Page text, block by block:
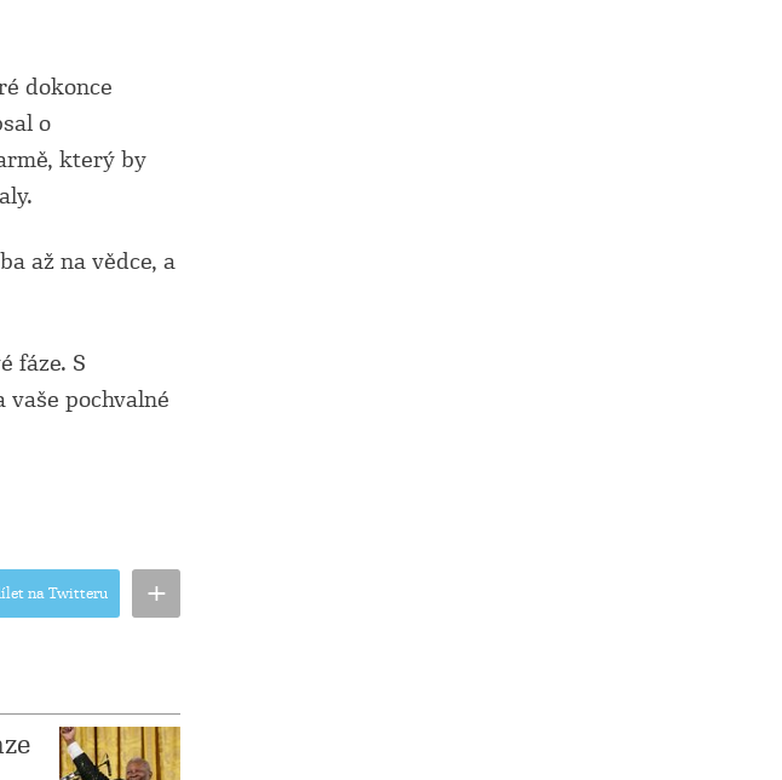
dokonce
o
který by
až na vědce, a
fáze. S
pochvalné
+
na Twitteru